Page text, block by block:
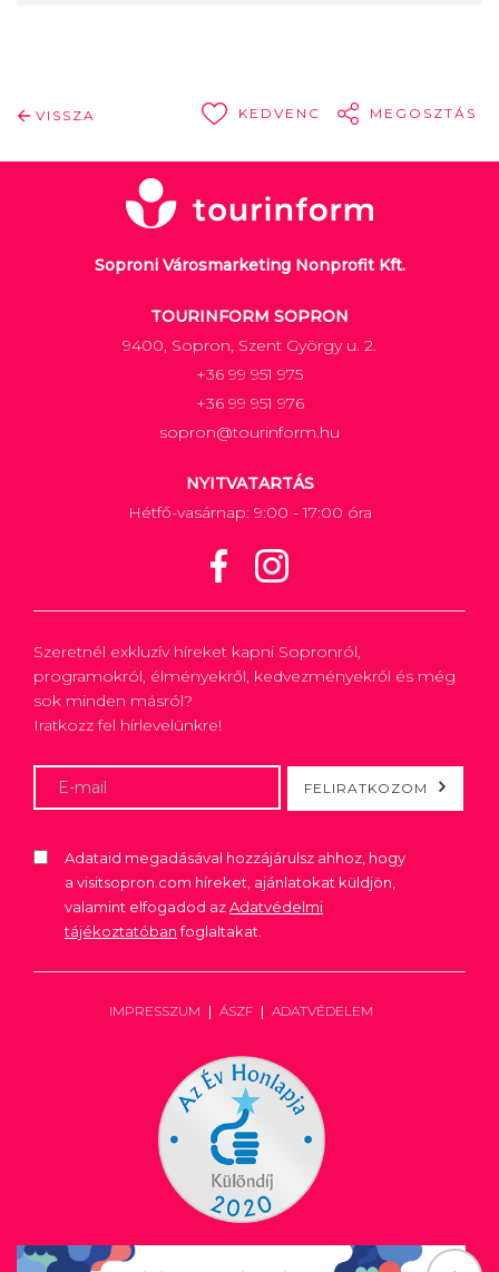
VISSZA KEDVENC MEGOSZTÁS
Soproni Városmarketing Nonprofit Kft.
TOURINFORM SOPRON
9400, Sopron, Szent György u. 2.
+36 99 951 975
+36 99 951 976
sopron@tourinform.hu
NYITVATARTÁS
Hétfő-vasárnap: 9:00 - 17:00 óra
Szeretnél exkluzív híreket kapni Sopronról,
programokról, élményekről, kedvezményekről és még
sok minden másról?
Iratkozz fel hírlevelünkre!
FELIRATKOZOM
Adataid megadásával hozzájárulsz ahhoz, hogy
a visitsopron.com híreket, ajánlatokat küldjön,
valamint elfogadod azAdatvédelmi
tájékoztatóbanfoglaltakat.
IMPRESSZUM ÁSZF ADATVÉDELEM